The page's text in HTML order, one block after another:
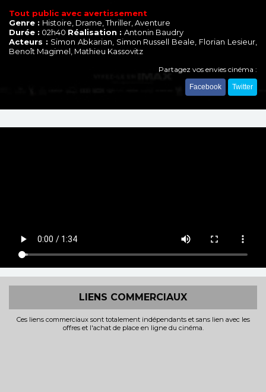
Tout public avec avertissement
Genre : Histoire, Drame, Thriller, Aventure
Durée : 02h40 Réalisation : Antonin Baudry
Acteurs : Simon Abkarian, Simon Russell Beale, Florian Lesieur,
Benoît Magimel, Mathieu Kassovitz
Partagez vos envies cinéma :
Facebook Twitter
LIENS COMMERCIAUX
Ces liens commerciaux sont totalement indépendants et sans lien avec les
offres et l'achat de place en ligne du cinéma.